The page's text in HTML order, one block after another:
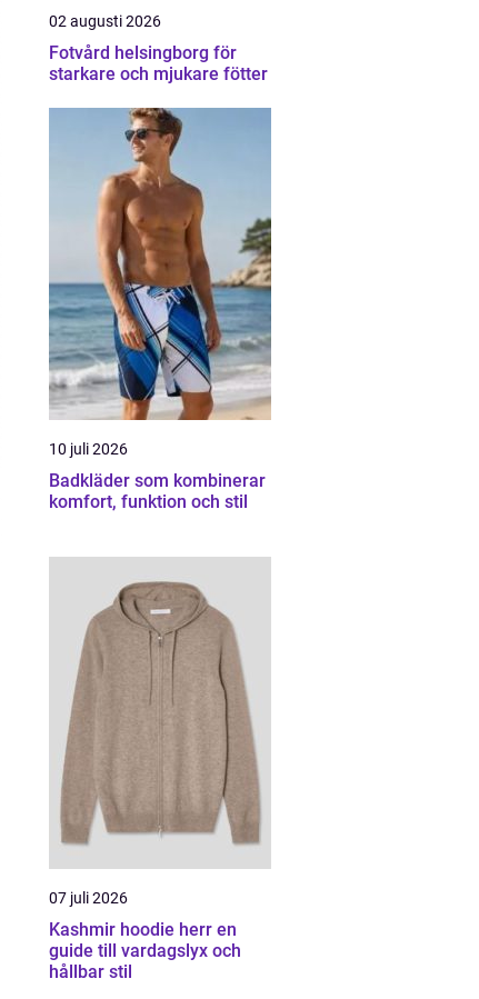
02 augusti 2026
Fotvård helsingborg för
starkare och mjukare fötter
10 juli 2026
Badkläder som kombinerar
komfort, funktion och stil
07 juli 2026
Kashmir hoodie herr en
guide till vardagslyx och
hållbar stil